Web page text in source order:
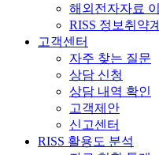
해외전자자료
RISS 정보취약
고객센터
자주 찾는 질문
상담 신청
상담 내역 확인
고객제안
신고센터
RISS 활용도 분석